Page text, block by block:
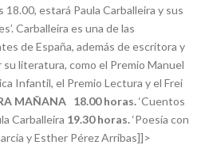
18.00, estará Paula Carballeira y sus
Carballeira es una de las
de España, además de escritora y
literatura, como el Premio Manuel
Infantil, el Premio Lectura y el Frei
MAÑANA 18.00 horas.‘Cuentos
Carballeira 19.30 horas.‘Poesía con
y Esther Pérez Arribas]]>